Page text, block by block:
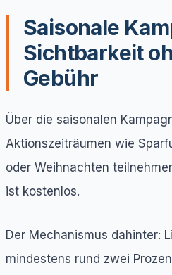
Saisonale
Sichtbarkeit
Gebühr
Über die saisonalen
Aktionszeiträumen wie
oder Weihnachten
ist kostenlos.
Der Mechanismus dahinter:
mindestens rund zwei